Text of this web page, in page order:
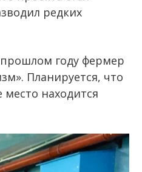
редких
году фермер
Планируется, что
находится